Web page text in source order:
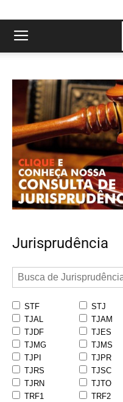
Jurisprudência
STF STJ
TJAL
TJAM
TJDF
TJES
TJMG
TJMS
TJPI
TJPR
TJRS
TJSC
TJRN
TJTO
TRF1
TRF2